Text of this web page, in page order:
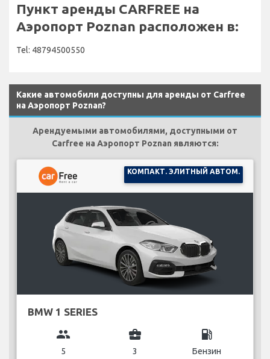
Пункт аренды CARFREE на
Аэропорт Poznan расположен в:
Tel: 48794500550
Какие автомобили доступны для аренды от Carfree
на Аэропорт Poznan?
Арендуемыми автомобилями, доступными от
Carfree на Аэропорт Poznan являются:
КОМПАКТ. ЭЛИТНЫЙ АВТОМ.
BMW 1 SERIES
group
5
business_center
3
local_gas_station
Бензин